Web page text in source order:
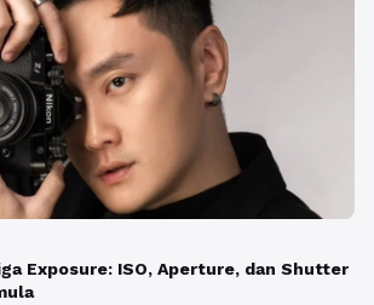
Exposure: ISO, Aperture, dan Shutter